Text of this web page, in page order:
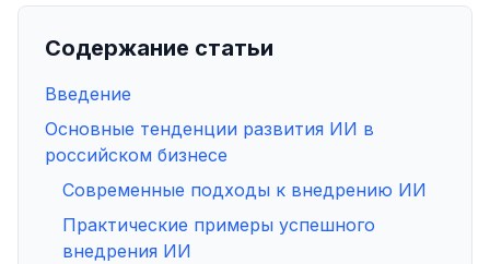
Содержание статьи
Введение
Основные тенденции развития ИИ в
российском бизнесе
Современные подходы к внедрению ИИ
Практические примеры успешного
внедрения ИИ